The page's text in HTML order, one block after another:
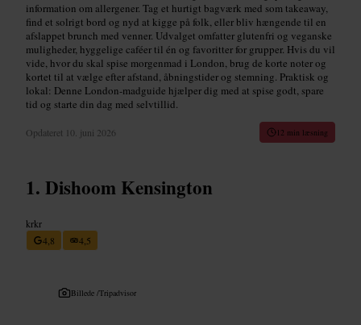
information om allergener. Tag et hurtigt bagværk med som takeaway,
find et solrigt bord og nyd at kigge på folk, eller bliv hængende til en
afslappet brunch med venner. Udvalget omfatter glutenfri og veganske
muligheder, hyggelige caféer til én og favoritter for grupper. Hvis du vil
vide, hvor du skal spise morgenmad i London, brug de korte noter og
kortet til at vælge efter afstand, åbningstider og stemning. Praktisk og
lokal: Denne London-madguide hjælper dig med at spise godt, spare
tid og starte din dag med selvtillid.
Opdateret 10. juni 2026 12 min læsning
Dishoom Kensington
krkr
4,8
4,5
Billede /Tripadvisor